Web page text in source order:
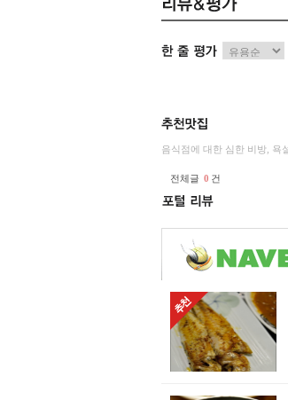
음식점에 대한 심한 비방, 욕
전체글 0 건